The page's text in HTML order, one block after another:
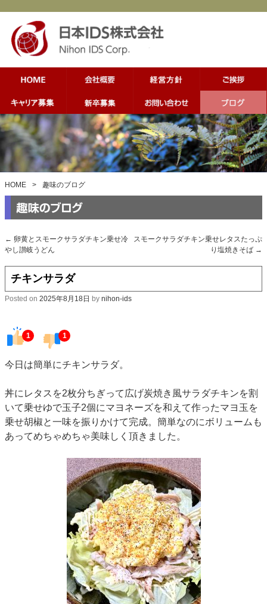
HOME > 趣味のブログ
← 卵黄とスモークサラダチキン乗せ冷
やし讃岐うどん
スモークサラダチキン乗せレタスたっぷ
り塩焼きそば →
チキンサラダ
Posted on 2025年8月18日 by nihon-ids
1 1
今日は簡単にチキンサラダ。
丼にレタスを2枚分ちぎって広げ炭焼き風サラダチキンを割
いて乗せゆで玉子2個にマヨネーズを和えて作ったマヨ玉を
乗せ胡椒と一味を振りかけて完成。 簡単なのにボリュームも
あってめちゃめちゃ美味しく頂きました。